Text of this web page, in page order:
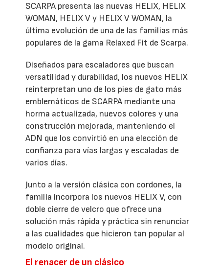
SCARPA presenta las nuevas HELIX, HELIX
WOMAN, HELIX V y HELIX V WOMAN, la
última evolución de una de las familias más
populares de la gama Relaxed Fit de Scarpa.
Diseñados para escaladores que buscan
versatilidad y durabilidad, los nuevos HELIX
reinterpretan uno de los pies de gato más
emblemáticos de SCARPA mediante una
horma actualizada, nuevos colores y una
construcción mejorada, manteniendo el
ADN que los convirtió en una elección de
confianza para vías largas y escaladas de
varios días.
Junto a la versión clásica con cordones, la
familia incorpora los nuevos HELIX V, con
doble cierre de velcro que ofrece una
solución más rápida y práctica sin renunciar
a las cualidades que hicieron tan popular al
modelo original.
El renacer de un clásico